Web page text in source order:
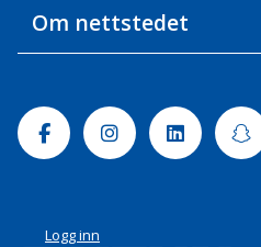
Om nettstedet
FacebookInstagramLinkedin
Logg inn